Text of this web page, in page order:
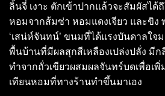
ลิ้นจี่ เงาะ ตักเข้าปากแล้วจะสัมผัสไ
หอมจากส้มซ่า หอมแดงเจียว และขิง
‘เสน่ห์จันทน์’ ขนมที่ได้แรงบันดาลใจม
พื้นบ้านที่มีผลสุกสีเหลืองเปล่งปลั่ง มี
ทำจากถั่วเขียวผสมผลจันทร์บดเพื่อเ
เทียนหอมที่ทางร้านทำขึ้นมาเอง